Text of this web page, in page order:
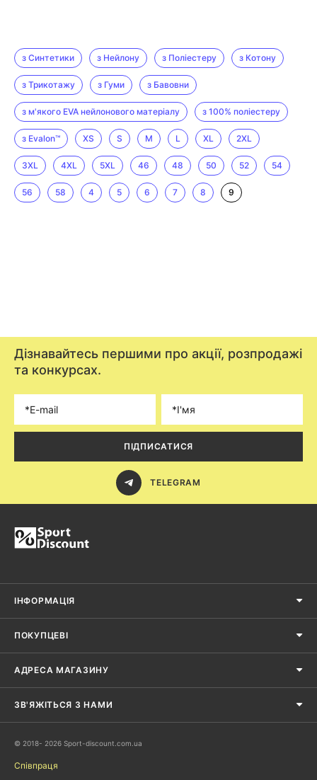
з Синтетики з Нейлону з Поліестеру з Котону
з Трикотажу з Гуми з Бавовни
з м'якого EVA нейлонового матеріалу з 100% поліестеру
з Evalon™ XS S M L XL 2XL
3XL 4XL 5XL 46 48 50 52 54
56 58 4 5 6 7 8 9
Дізнавайтесь першими про акції, розпродажі
та конкурсах.
ПІДПИСАТИСЯ
TELEGRAM
ІНФОРМАЦІЯ
ПОКУПЦЕВІ
АДРЕСА МАГАЗИНУ
ЗВ'ЯЖІТЬСЯ З НАМИ
© 2018- 2026 Sport-discount.com.ua
Співпраця